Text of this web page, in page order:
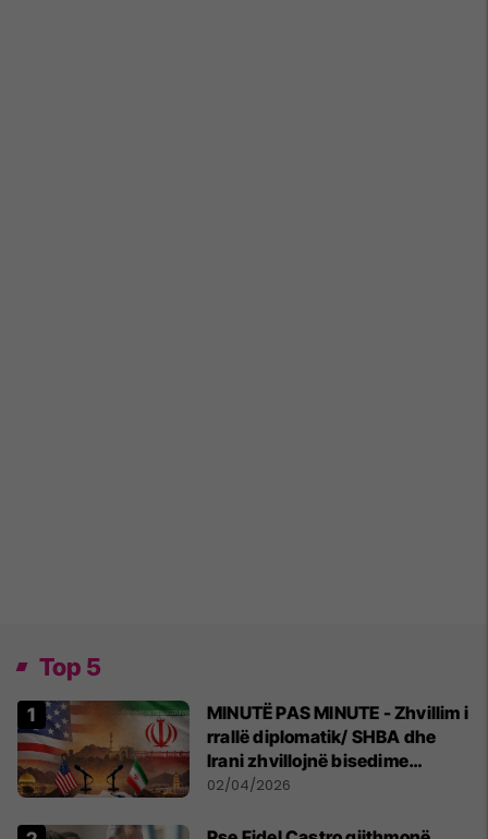
Top 5
MINUTË PAS MINUTE - Zhvillim i
rrallë diplomatik/ SHBA dhe
Irani zhvillojnë bisedime
direkte, tensionet rajonale
02/04/2026